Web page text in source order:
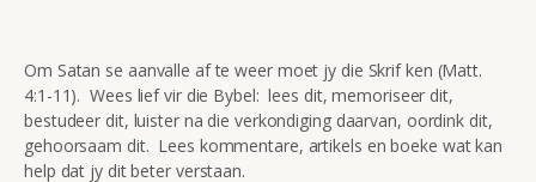
Om Satan se aanvalle af te weer moet jy die Skrif ken (Matt.
4:1-11). Wees lief vir die Bybel: lees dit, memoriseer dit,
bestudeer dit, luister na die verkondiging daarvan, oordink dit,
gehoorsaam dit. Lees kommentare, artikels en boeke wat kan
help dat jy dit beter verstaan.